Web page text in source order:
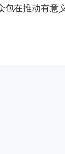
在推动有意